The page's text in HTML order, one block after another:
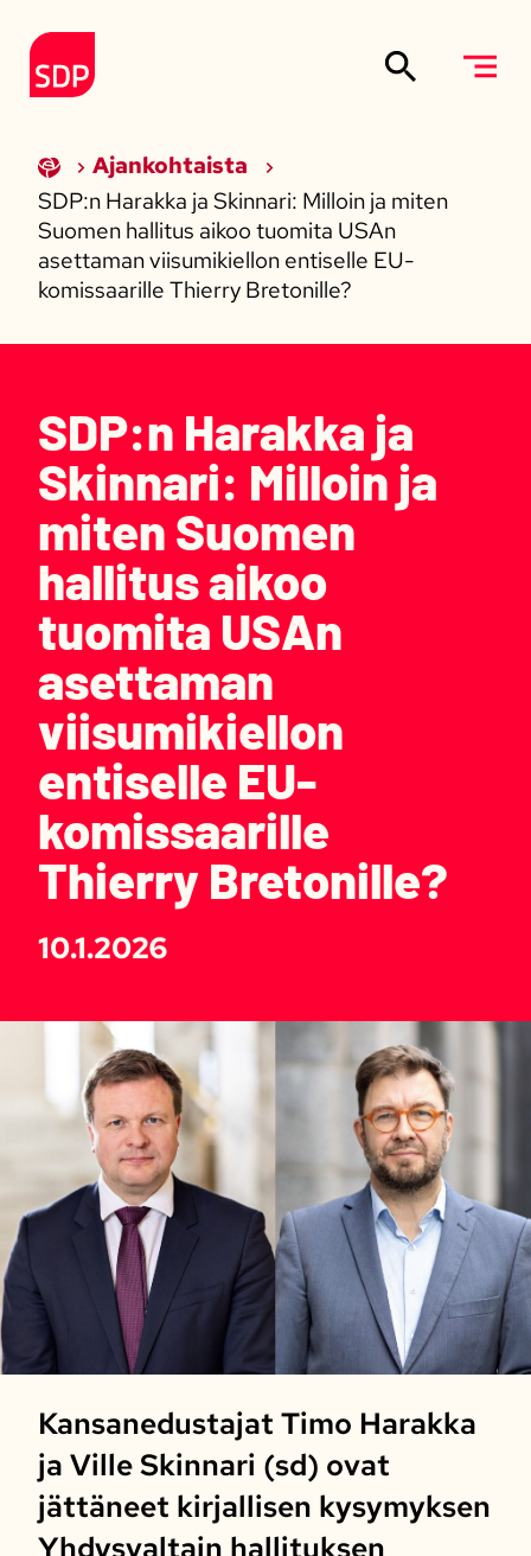
Etusivulle
Ajankohtaista
SDP:n Harakka ja Skinnari: Milloin ja miten
Suomen hallitus aikoo tuomita USAn
asettaman viisumikiellon entiselle EU-
komissaarille Thierry Bretonille?
SDP:n Harakka ja
Skinnari: Milloin ja
miten Suomen
hallitus aikoo
tuomita USAn
asettaman
viisumikiellon
entiselle EU-
komissaarille
Thierry Bretonille?
10.1.2026
Kansanedustajat Timo Harakka
ja Ville Skinnari (sd) ovat
jättäneet kirjallisen kysymyksen
Yhdysvaltain hallituksen